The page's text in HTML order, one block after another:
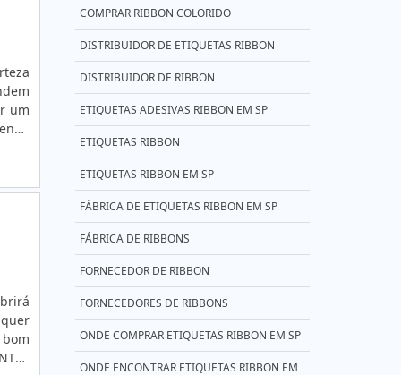
um
COMPRAR RIBBON COLORIDO
DISTRIBUIDOR DE ETIQUETAS RIBBON
DISTRIBUIDOR DE RIBBON
ETIQUETAS ADESIVAS RIBBON EM SP
ETIQUETAS RIBBON
ETIQUETAS RIBBON EM SP
FÁBRICA DE ETIQUETAS RIBBON EM SP
FÁBRICA DE RIBBONS
FORNECEDOR DE RIBBON
FORNECEDORES DE RIBBONS
ONDE COMPRAR ETIQUETAS RIBBON EM SP
ONDE ENCONTRAR ETIQUETAS RIBBON EM